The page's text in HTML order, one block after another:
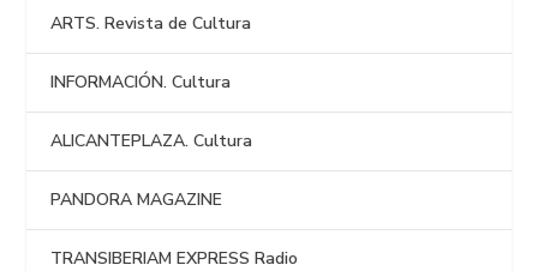
ARTS. Revista de Cultura
INFORMACIÓN. Cultura
ALICANTEPLAZA. Cultura
PANDORA MAGAZINE
TRANSIBERIAM EXPRESS Radio